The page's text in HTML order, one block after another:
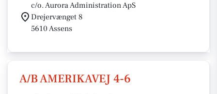
c/o. Aurora Administration ApS
Drejervænget 8
5610 Assens
A/B AMERIKAVEJ 4-6